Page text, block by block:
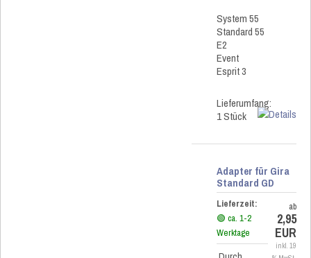
System 55
Standard 55
E2
Event
Esprit 3
Lieferumfang:
1 Stück
Adapter für Gira
Standard GD
Lieferzeit:
🟢 ca. 1-2
Werktage
ab
2,95
EUR
inkl. 19